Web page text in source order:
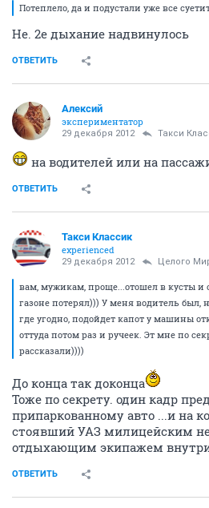
Потеплело, да и подустали уже все
Не. 2е дыхание надвинулось
ОТВЕТИТЬ
Алексий
экспериментатор
29 декабря 2012 Такси
на водителей или на
ОТВЕТИТЬ
Такси Классик
experienced
29 декабря 2012 Целого
вам, мужикам, проще...отошел в кусты и
газоне потерял))) У меня водитель был,
где угодно, подойдет капот у машины
оттуда потом раз и ручеек. Эт мне по
рассказали))))
До конца так доконца
Тоже по секрету. один кадр
припаркованному авто ...и на
стоявший УАЗ милицейским не
отдыхающим экипажем
ОТВЕТИТЬ